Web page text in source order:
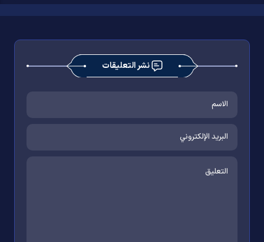
نشر التعليقات